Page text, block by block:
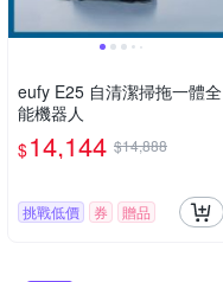
eufy E25 自清潔掃拖一體全
能機器人
$14,144 $14,888
挑戰低價 券 贈品